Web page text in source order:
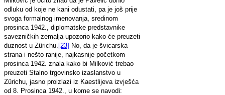
odluku od koje ne kani odustati, pa je još prije
svoga formalnog imenovanja, sredinom
prosinca 1942., diplomatske predstavnike
savezničkih zemalja upozorio kako će preuzeti
duznost u Zürichu. [23] No, da je švicarska
strana i nešto ranije, najkasnije početkom
prosinca 1942. znala kako bi Milković trebao
preuzeti Stalno trgovinsko izaslanstvo u
Zürichu, jasno proizlazi iz Kaestlijeva izvješća
od 8. Prosinca 1942., u kome se navodi: